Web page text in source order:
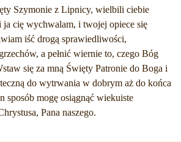
Szymonie z Lipnicy, wielbili ciebie
cię wychwalam, i twojej opiece się
iść drogą sprawiedliwości,
a pełnić wiernie to, czego Bóg
się za mną Święty Patronie do Boga i
do wytrwania w dobrym aż do końca
sposób mogę osiągnąć wiekuiste
Pana naszego.